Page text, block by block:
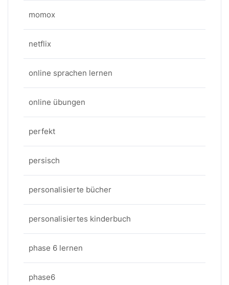
momox
netflix
online sprachen lernen
online übungen
perfekt
persisch
personalisierte bücher
personalisiertes kinderbuch
phase 6 lernen
phase6